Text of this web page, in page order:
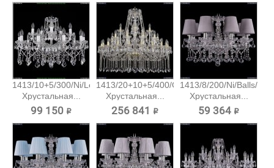
1413/10+5/300/Ni/Leafs
Хрустальная...
99 150 ₽
1413/20+10+5/400/G
Хрустальная...
256 841 ₽
1413/8/200/Ni/Balls/
Хрустальная...
59 364 ₽